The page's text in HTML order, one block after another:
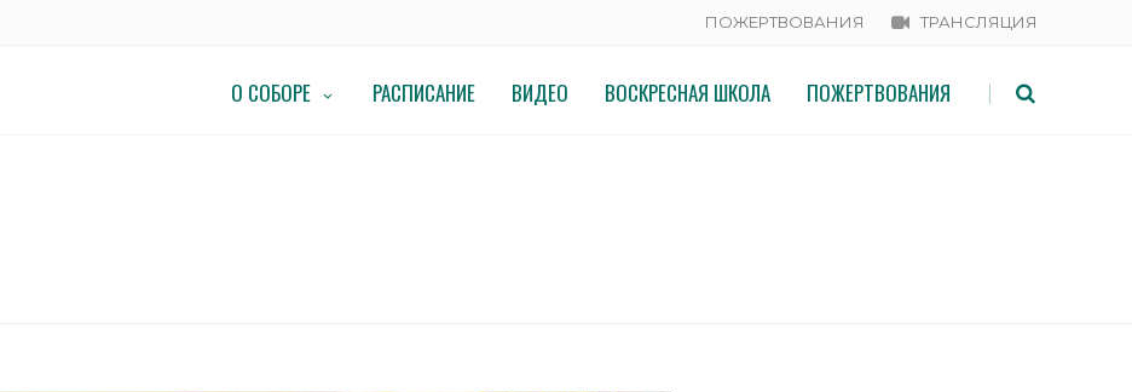
ТРАНСЛЯЦИЯ
ПОЖЕРТВОВАНИЯ
О СОБОРЕ РАСПИСАНИЕ ВИДЕО ВОСКРЕСНАЯ ШКОЛА ПОЖЕРТВОВАНИЯ |